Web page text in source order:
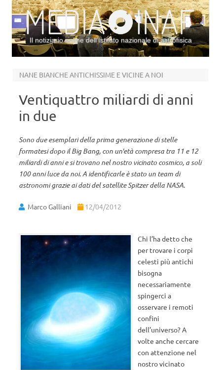
Il notiziario online dell’Istituto nazionale di astrofisica
NANE BIANCHE ANTICHISSIME E VICINE A NOI
Ventiquattro miliardi di anni
in due
Sono due esemplari della prima generazione di stelle
formatesi dopo il Big Bang, con un'età compresa tra 11 e 12
miliardi di anni e si trovano nel nostro vicinato cosmico, a soli
100 anni luce da noi. A identificarle è stato un team di
astronomi grazie ai dati del satellite Spitzer della NASA.
Marco Galliani 12/04/2012
Chi l’ha detto che
per trovare i corpi
celesti più antichi
bisogna
necessariamente
spingerci a
osservare i remoti
confini
dell’universo? A
volte anche cercare
con attenzione nel
nostro vicinato